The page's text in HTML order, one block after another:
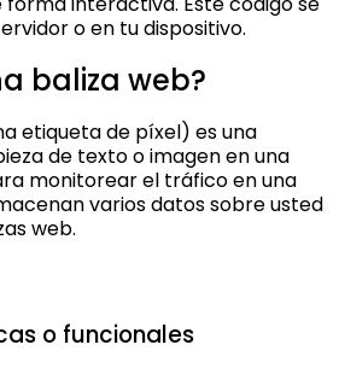
o en tu dispositivo.
baliza web?
etiqueta de píxel) es una
de texto o imagen en una
monitorear el tráfico en una
varios datos sobre usted
web.
o funcionales